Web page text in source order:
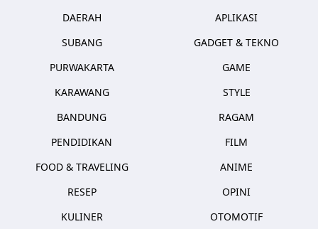
DAERAH
SUBANG
PURWAKARTA
KARAWANG
BANDUNG
PENDIDIKAN
FOOD & TRAVELING
RESEP
KULINER
APLIKASI
GADGET & TEKNO
GAME
STYLE
RAGAM
FILM
ANIME
OPINI
OTOMOTIF